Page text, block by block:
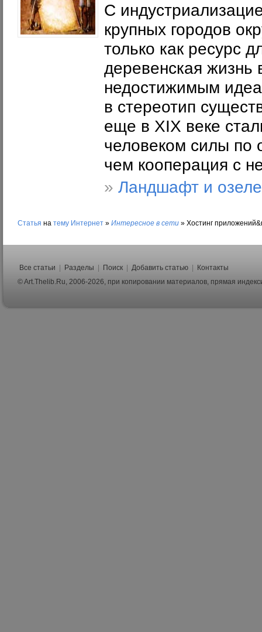
С
крупных городов
только как ресурс
деревенская жизнь
недостижимым
в стереотип
еще в XIX веке
человеком силы по
чем кооперация с
» Ландшафт и
Статья на тему Интернет » Интересное в сети » Хостинг
Все статьи Разделы Поиск Добавить статью
Контакты
© Art.Thelib.Ru, 2006-2026, при копировании материалов, прямая